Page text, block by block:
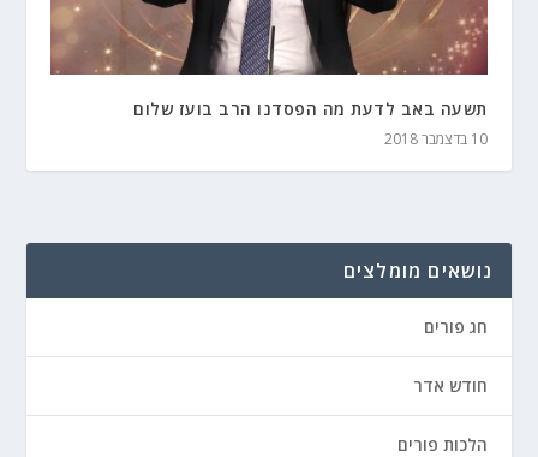
תשעה באב לדעת מה הפסדנו הרב בועז שלום
10 בדצמבר 2018
נושאים מומלצים
חג פורים
חודש אדר
הלכות פורים